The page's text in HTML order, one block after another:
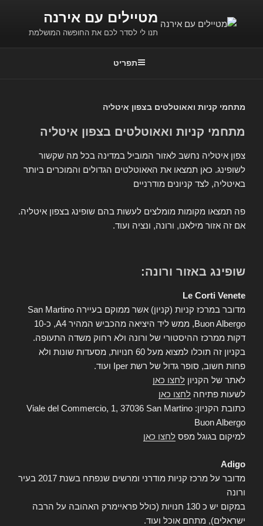
מטיילים עם אירנה
תנו לי לסדר לכם את החופשה המושלמת
תפריט
מתחמי קניות ואאוטלטים בצפון איטליה
מתחמי קניות ואאוטלטים בצפון איטליה
צפון איטליה נחשב לאזור המוביל במדינה בכל מה שקשור
לשופינג. כאן תמצאו את האאוטלטים הגדולים והמוכרים ביותר
באיטליה, לצד קניונים מודרניים
פה תמצאו מקומות מומלצים לעשות בהם שופינג בצפון איטליה.
אם זה אזור מילאנו, ורונה, ונציה ועוד.
שופינג באזור ורונה:
Le Corti Venete
מדובר במרכז קניות (קניון) אשר ממוקם בעיירה San Martino
Buon Albergo, ממש ליד היציאה מהכביש המהיר A4, כ-10
דקות ממרכז ההיסטורי של ורונה ולא רחוק משדה התעופה.
בקניון זה תוכלו למצוא מעל 60 חנויות, מסעדות שונות ולא
פחות חשוב, סופר גדול של רשת Iper ועוד.
לאתר של הקניון לחצו כאן
לשעות פתיחה לחצו כאן
כתובת הקניון: Viale del Commercio, 1, 37036 San Martino
Buon Albergo
למיקום בגוגל מפס לחצו כאן
Adigo
מדובר על מרכז קניות מודרני ומרשים שנפתח בשנת 2017 בעיר
ורונה
במקום יש כ 130 חנויות (כולל פראיימרק האהובה על הרבה
ישראלים), מתחם אוכל ועוד.